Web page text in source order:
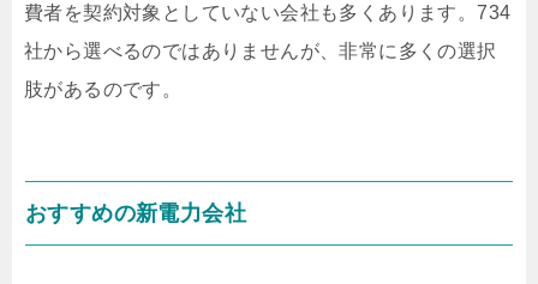
費者を契約対象としていない会社も多くあります。734
社から選べるのではありませんが、非常に多くの選択
肢があるのです。
おすすめの新電力会社